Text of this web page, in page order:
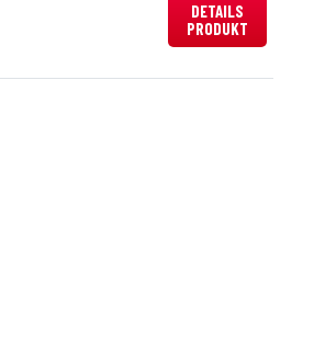
DETAILS
PRODUKT